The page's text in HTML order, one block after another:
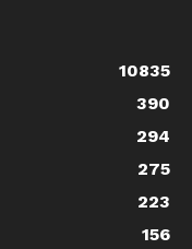
10835
390
294
275
223
156